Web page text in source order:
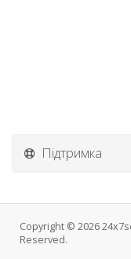
Підтримка
Copyright © 2026
Reserved.